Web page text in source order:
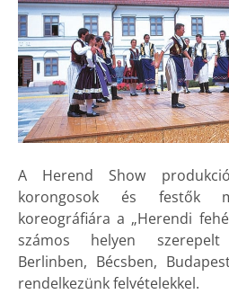
A Herend Show
korongosok és festők
koreográfiára a „Herendi
számos helyen
Berlinben, Bécsben,
rendelkezünk felvételekkel.